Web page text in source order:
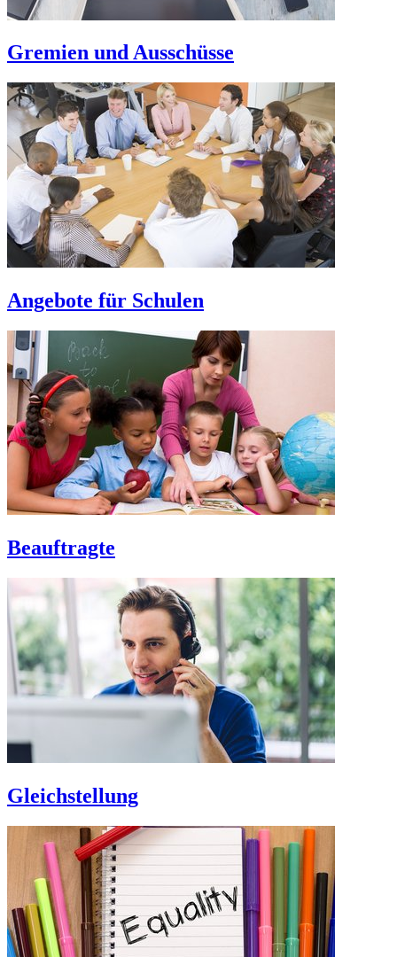
Gremien und Ausschüsse
Angebote für Schulen
Beauftragte
Gleichstellung